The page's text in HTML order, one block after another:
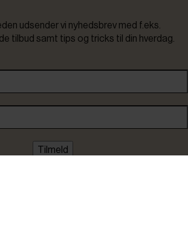
udsender vi nyhedsbrev med f.eks.
tilbud samt tips og tricks til din hverdag.
Tilmeld